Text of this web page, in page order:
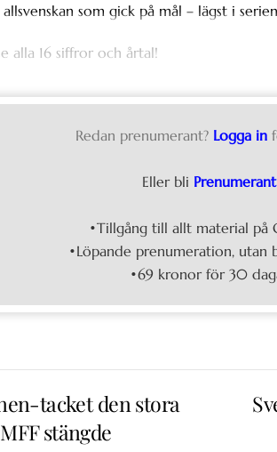
som gick på mål – lägst i
alla 16 siffror och årtal!
Redan prenumerant? Logga in
Eller bli Prenumerant
•Tillgång till allt material på
•Löpande prenumeration, utan
•69 kronor för 30
tacket den stora
stängde